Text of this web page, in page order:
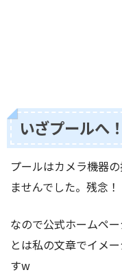
いざプールへ
プールはカメラ機器
ませんでした。残念！
なので公式ホームペ
とは私の文章でイメ
すw